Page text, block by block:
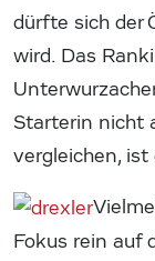
dürfte sich der
wird. Das
Starterin nicht
vergleichen,
Fokus rein auf